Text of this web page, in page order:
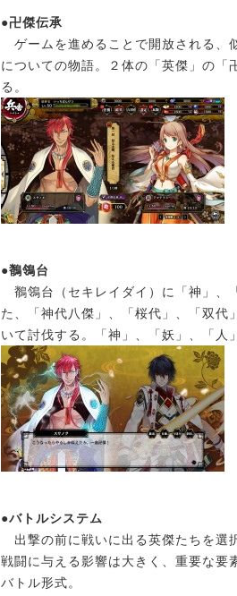
●卍傑伝承
ゲームを進めることで開放される、
についての物語。２体の「英傑」の「
る。
●鶺鴒台
鶺鴒台（セキレイダイ）に「神」、
た、「神代八傑」、「桜代」、「双代
いて討伐する。「神」、「妖」、「人
●バトルシステム
出撃の前に戦いに出る英傑たちを選
戦闘に与える影響は大きく、重要な要
バトル形式。